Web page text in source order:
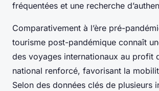
fréquentées et une recherche
Comparativement à l’ère pré-
tourisme post-pandémique connaît
des voyages internationaux au profit
national renforcé, favorisant la
Selon des données clés de plusieurs